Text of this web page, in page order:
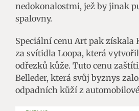
nedokonalostmi, jež by jinak
spalovny.
Speciální cenu Art pak získala
za svítidla Loopa, která
odřezků kůže. Tuto cenu
Belleder, která svůj byznys
odpadních kůží z